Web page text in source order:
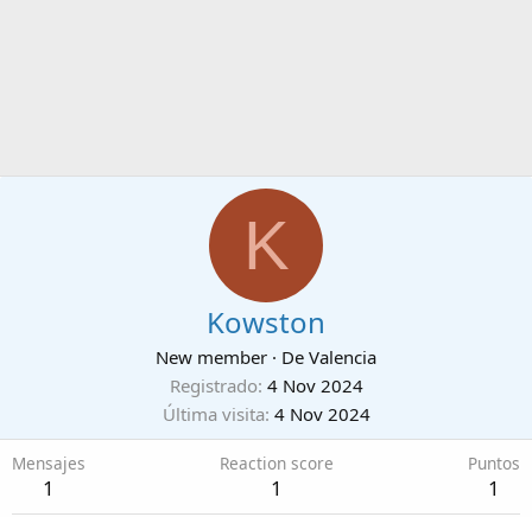
K
Kowston
New member · De Valencia
Registrado 4 Nov 2024
Última visita 4 Nov 2024
Mensajes
1
Reaction score
1
Puntos
1